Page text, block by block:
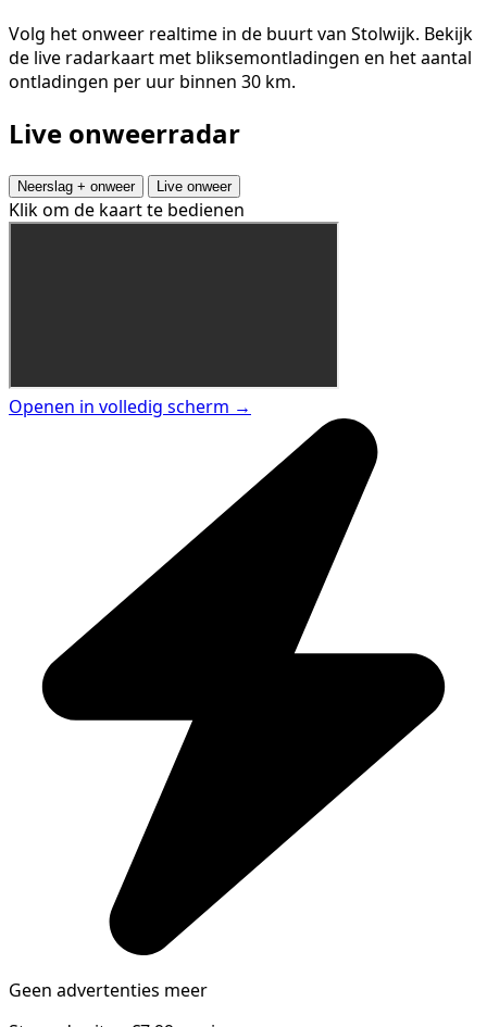
Volg het onweer realtime in de buurt van Stolwijk. Bekijk
de live radarkaart met bliksemontladingen en het aantal
ontladingen per uur binnen 30 km.
Live onweerradar
Neerslag + onweer Live onweer
Klik om de kaart te bedienen
Openen in volledig scherm →
Geen advertenties meer